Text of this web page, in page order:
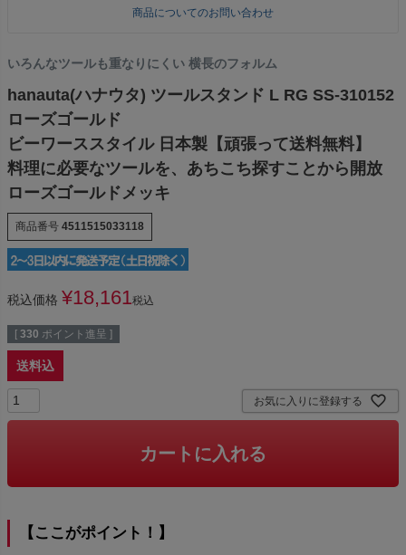
商品についてのお問い合わせ
いろんなツールも重なりにくい 横長のフォルム
hanauta(ハナウタ) ツールスタンド L RG SS-310152
ローズゴールド
ビーワーススタイル 日本製【頑張って送料無料】
料理に必要なツールを、あちこち探すことから開放
ローズゴールドメッキ
商品番号 4511515033118
税込価格 ¥18,161税込
[ 330 ポイント進呈 ]
送料込
お気に入りに登録する
カートに入れる
【ここがポイント！】